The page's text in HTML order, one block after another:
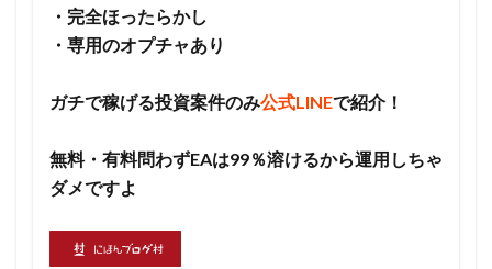
・完全ほったらかし
・専用のオプチャあり
ガチで稼げる投資案件のみ公式LINEで紹介！
無料・有料問わずEAは99％溶けるから運用しちゃ
ダメですよ